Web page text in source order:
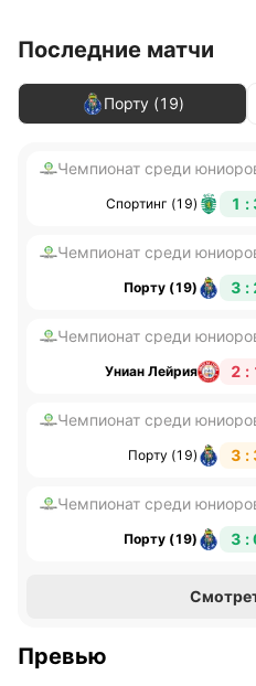
Последние матчи
Порту (19)
Чемпионат среди
Спортинг (19) 1 :
Чемпионат среди
Порту (19) 3 :
Чемпионат среди
Униан Лейрия 2 :
Чемпионат среди
Порту (19) 3 :
Чемпионат среди
Порту (19) 3 :
Превью